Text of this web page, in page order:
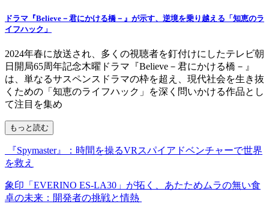
ドラマ『Believe－君にかける橋－』が示す、逆境を乗り越える「知恵のラ
イフハック」
2024年春に放送され、多くの視聴者を釘付けにしたテレビ朝
日開局65周年記念木曜ドラマ『Believe－君にかける橋－』
は、単なるサスペンスドラマの枠を超え、現代社会を生き抜
くための「知恵のライフハック」を深く問いかける作品とし
て注目を集め
もっと読む
『Spymaster』：時間を操るVRスパイアドベンチャーで世界
を救え
象印「EVERINO ES-LA30」が拓く、あたためムラの無い食
卓の未来：開発者の挑戦と情熱